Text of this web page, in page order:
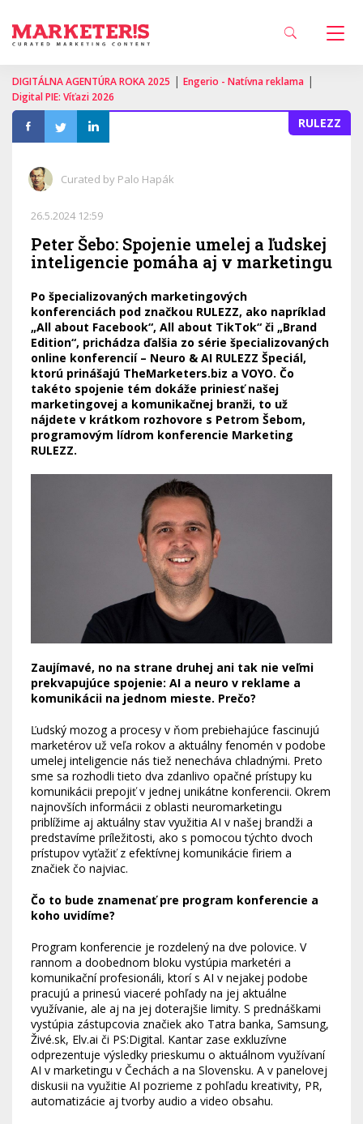
DIGITÁLNA AGENTÚRA ROKA 2025 | Engerio - Natívna reklama |
Digital PIE: Víťazi 2026
RULEZZ
Curated by Palo Hapák
26.5.2024 12:59
Peter Šebo: Spojenie umelej a ľudskej
inteligencie pomáha aj v marketingu
Po špecializovaných marketingových
konferenciách pod značkou RULEZZ, ako napríklad
„All about Facebook“, All about TikTok“ či „Brand
Edition“, prichádza ďalšia zo série špecializovaných
online konferencií – Neuro & AI RULEZZ Špeciál,
ktorú prinášajú TheMarketers.biz a VOYO. Čo
takéto spojenie tém dokáže priniesť našej
marketingovej a komunikačnej branži, to už
nájdete v krátkom rozhovore s Petrom Šebom,
programovým lídrom konferencie Marketing
RULEZZ.
Zaujímavé, no na strane druhej ani tak nie veľmi
prekvapujúce spojenie: AI a neuro v reklame a
komunikácii na jednom mieste. Prečo?
Ľudský mozog a procesy v ňom prebiehajúce fascinujú
marketérov už veľa rokov a aktuálny fenomén v podobe
umelej inteligencie nás tiež nenecháva chladnými. Preto
sme sa rozhodli tieto dva zdanlivo opačné prístupy ku
komunikácii prepojiť v jednej unikátne konferencii. Okrem
najnovších informácii z oblasti neuromarketingu
priblížime aj aktuálny stav využitia AI v našej brandži a
predstavíme príležitosti, ako s pomocou týchto dvoch
prístupov vyťažiť z efektívnej komunikácie firiem a
značiek čo najviac.
Čo to bude znamenať pre program konferencie a
koho uvidíme?
Program konferencie je rozdelený na dve polovice. V
rannom a doobednom bloku vystúpia marketéri a
komunikační profesionáli, ktorí s AI v nejakej podobe
pracujú a prinesú viaceré pohľady na jej aktuálne
využívanie, ale aj na jej doterajšie limity. S prednáškami
vystúpia zástupcovia značiek ako Tatra banka, Samsung,
Živé.sk, Elv.ai či PS:Digital. Kantar zase exkluzívne
odprezentuje výsledky prieskumu o aktuálnom využívaní
AI v marketingu v Čechách a na Slovensku. A v panelovej
diskusii na využitie AI pozrieme z pohľadu kreativity, PR,
automatizácie aj tvorby audio a video obsahu.